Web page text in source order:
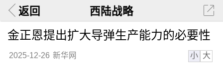
返回 西陆战略
金正恩提出扩大导弹生产能力的必要性
2025-12-26 新华网 小 大